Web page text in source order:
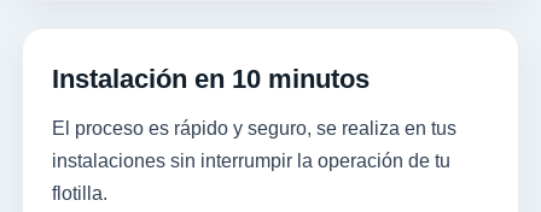
Instalación en 10 minutos
El proceso es rápido y seguro, se realiza en tus
instalaciones sin interrumpir la operación de tu
flotilla.